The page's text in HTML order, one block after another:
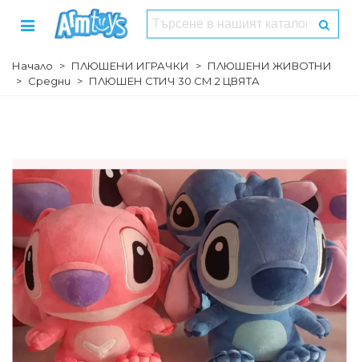
Начало > ПЛЮШЕНИ ИГРАЧКИ > ПЛЮШЕНИ ЖИВОТНИ
> Средни > ПЛЮШЕН СТИЧ 30 СМ 2 ЦВЯТА